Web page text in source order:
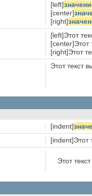
[left]
[center]
[right]
[left]Этот
[center]Этот
[right]Этот
Этот текст
[indent]
[indent]Этот
Этот